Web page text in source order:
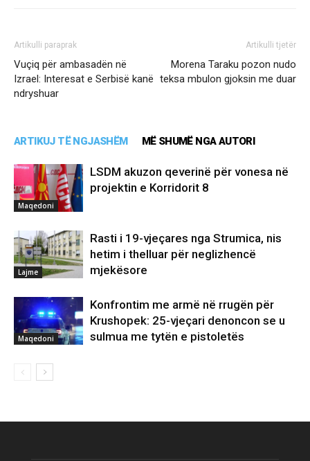
Artikulli paraprak
Vuçiq për ambasadën në
Izrael: Interesat e Serbisë kanë
ndryshuar
Artikulli tjetër
Morena Taraku pozon nudo
teksa mbulon gjoksin me duar
ARTIKUJ TË NGJASHËM MË SHUMË NGA AUTORI
Maqedoni
LSDM akuzon qeverinë për vonesa në
projektin e Korridorit 8
Lajme
Rasti i 19-vjeçares nga Strumica, nis
hetim i thelluar për neglizhencë
mjekësore
Maqedoni
Konfrontim me armë në rrugën për
Krushopek: 25-vjeçari denoncon se u
sulmua me tytën e pistoletës